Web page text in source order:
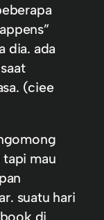
dia. ada
(ciee
tapi mau
suatu hari